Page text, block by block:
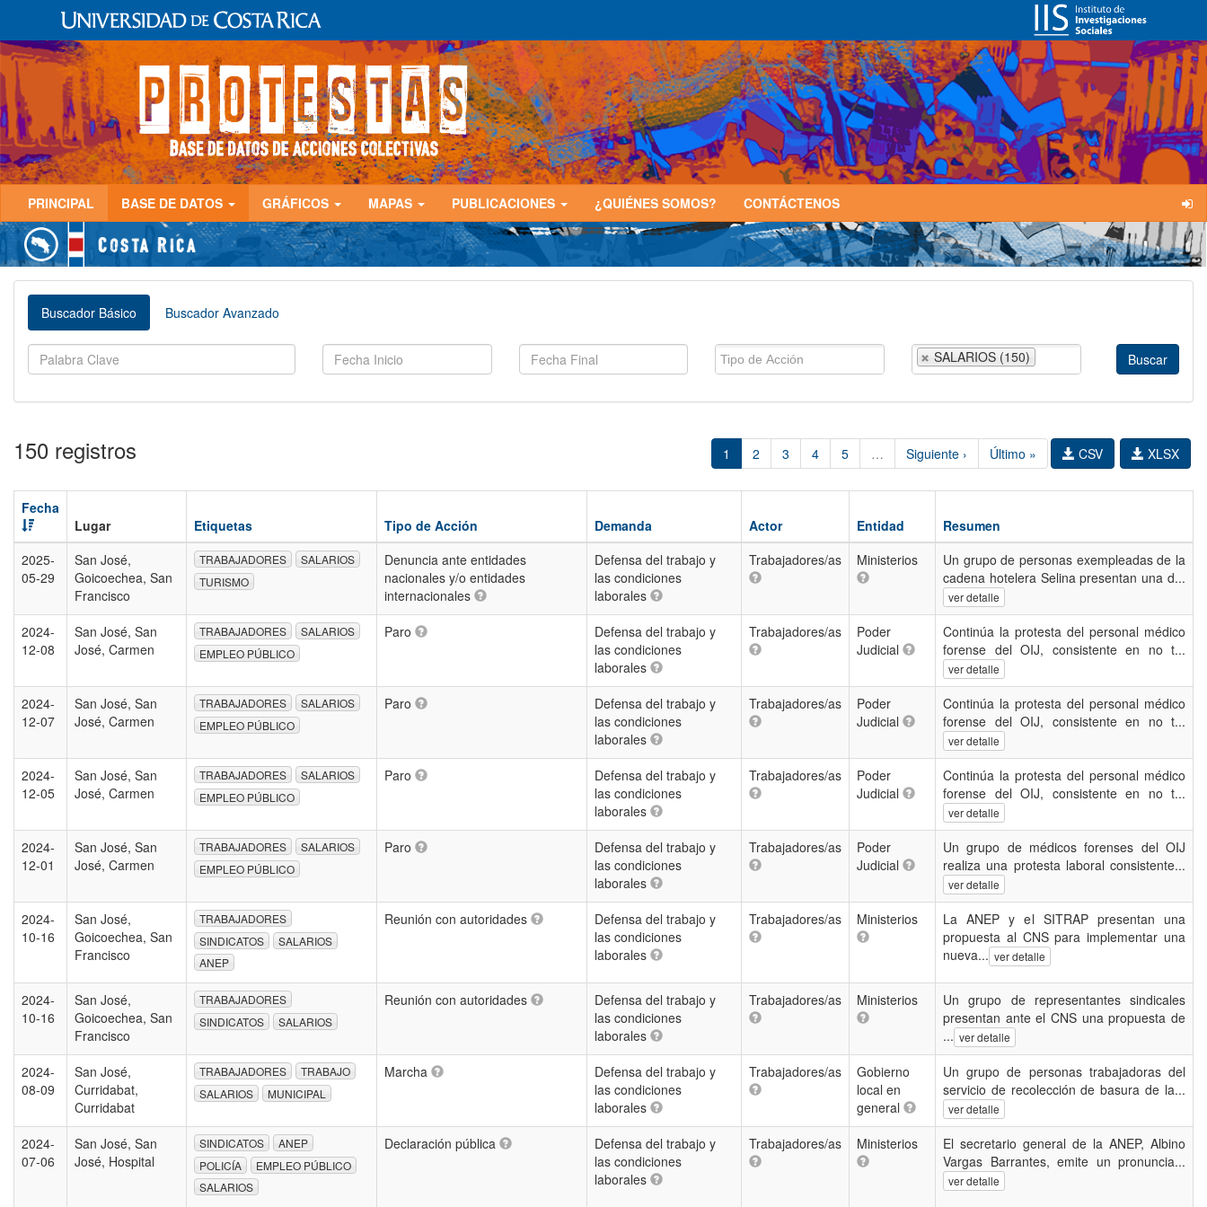
PRINCIPAL BASE DE DATOS GRÁFICOS MAPAS PUBLICACIONES ¿QUIÉNES SOMOS? CONTÁCTENOS
Buscador Básico Buscador Avanzado
SALARIOS (150)
150 registros 1 2 3 4 5 … Siguiente › Último » XLSX
CSV
Fecha
Lugar
Etiquetas Tipo de Acción Demanda Actor Entidad
Resumen
2025-
05-29
San José,
Goicoechea, San
Francisco
TRABAJADORES
SALARIOS
TURISMO
Denuncia ante entidades
nacionales y/o entidades
internacionales
Defensa del trabajo y
las condiciones
laborales
Trabajadores/as Ministerios
Un grupo de personas exempleadas de la
cadena hotelera Selina presentan una d...
ver detalle
2024-
12-08
San José, San
José, Carmen
TRABAJADORES
SALARIOS
EMPLEO PÚBLICO
Paro
Defensa del trabajo y
las condiciones
laborales
Trabajadores/as
Poder
Judicial
Continúa la protesta del personal médico
forense del OIJ, consistente en no t...
ver detalle
2024-
12-07
San José, San
José, Carmen
TRABAJADORES
SALARIOS
EMPLEO PÚBLICO
Paro
Defensa del trabajo y
las condiciones
laborales
Trabajadores/as
Poder
Judicial
Continúa la protesta del personal médico
forense del OIJ, consistente en no t...
ver detalle
2024-
12-05
San José, San
José, Carmen
TRABAJADORES
SALARIOS
EMPLEO PÚBLICO
Paro
Defensa del trabajo y
las condiciones
laborales
Trabajadores/as
Poder
Judicial
Continúa la protesta del personal médico
forense del OIJ, consistente en no t...
ver detalle
2024-
12-01
San José, San
José, Carmen
TRABAJADORES
SALARIOS
EMPLEO PÚBLICO
Paro
Defensa del trabajo y
las condiciones
laborales
Trabajadores/as
Poder
Judicial
Un grupo de médicos forenses del OIJ
realiza una protesta laboral consistente...
ver detalle
2024-
10-16
San José,
Goicoechea, San
Francisco
TRABAJADORES
SINDICATOS
SALARIOS
ANEP
Reunión con autoridades
Defensa del trabajo y
las condiciones
laborales
Trabajadores/as Ministerios
La ANEP y el SITRAP presentan una
propuesta al CNS para implementar una
nueva... ver detalle
2024-
10-16
San José,
Goicoechea, San
Francisco
TRABAJADORES
SINDICATOS
SALARIOS
Reunión con autoridades
Defensa del trabajo y
las condiciones
laborales
Trabajadores/as Ministerios
Un grupo de representantes sindicales
presentan ante el CNS una propuesta de
... ver detalle
2024-
08-09
San José,
Curridabat,
Curridabat
TRABAJADORES
TRABAJO
SALARIOS
MUNICIPAL
Marcha
Defensa del trabajo y
las condiciones
laborales
Trabajadores/as
Gobierno
local en
general
Un grupo de personas trabajadoras del
servicio de recolección de basura de la...
ver detalle
2024-
07-06
San José, San
José, Hospital
SINDICATOS
ANEP
POLICÍA
EMPLEO PÚBLICO
SALARIOS
Declaración pública
Defensa del trabajo y
las condiciones
laborales
Trabajadores/as Ministerios
El secretario general de la ANEP, Albino
Vargas Barrantes, emite un pronuncia...
ver detalle